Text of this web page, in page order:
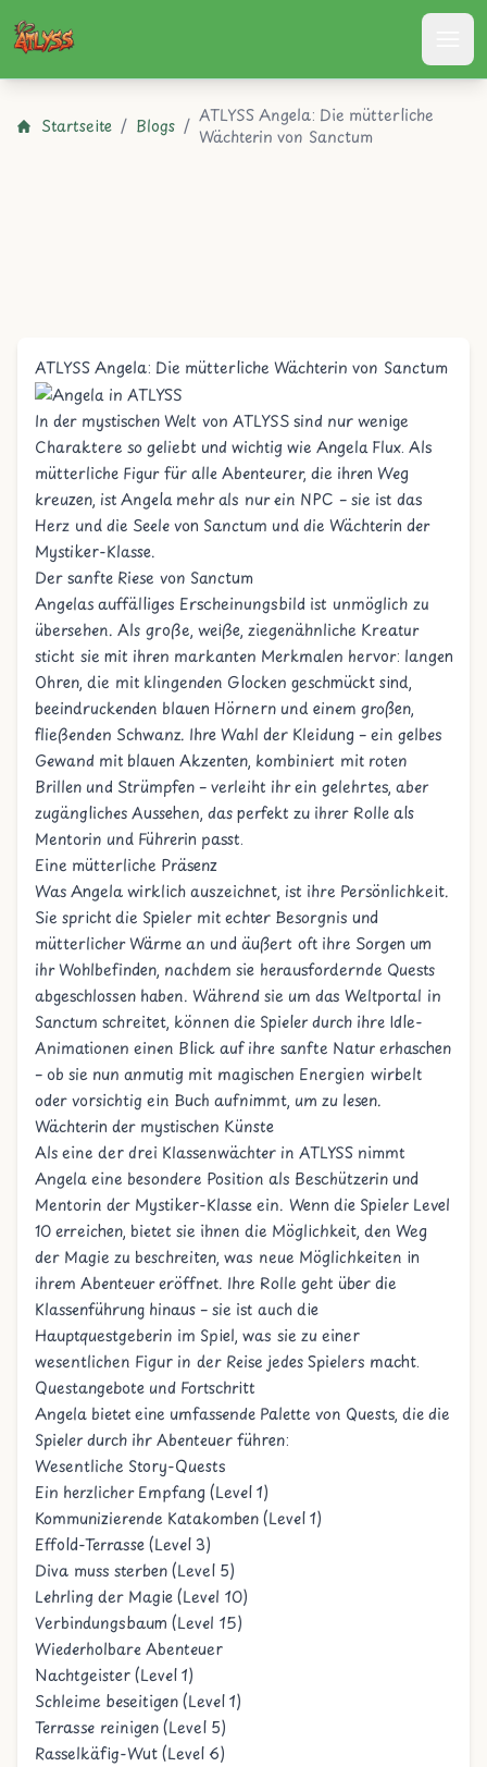
Atlyss
Startseite / Blogs / ATLYSS Angela: Die mütterliche
Wächterin von Sanctum
ATLYSS Angela: Die mütterliche Wächterin von Sanctum
In der mystischen Welt von ATLYSS sind nur wenige
Charaktere so geliebt und wichtig wie Angela Flux. Als
mütterliche Figur für alle Abenteurer, die ihren Weg
kreuzen, ist Angela mehr als nur ein NPC – sie ist das
Herz und die Seele von Sanctum und die Wächterin der
Mystiker-Klasse.
Der sanfte Riese von Sanctum
Angelas auffälliges Erscheinungsbild ist unmöglich zu
übersehen. Als große, weiße, ziegenähnliche Kreatur
sticht sie mit ihren markanten Merkmalen hervor: langen
Ohren, die mit klingenden Glocken geschmückt sind,
beeindruckenden blauen Hörnern und einem großen,
fließenden Schwanz. Ihre Wahl der Kleidung – ein gelbes
Gewand mit blauen Akzenten, kombiniert mit roten
Brillen und Strümpfen – verleiht ihr ein gelehrtes, aber
zugängliches Aussehen, das perfekt zu ihrer Rolle als
Mentorin und Führerin passt.
Eine mütterliche Präsenz
Was Angela wirklich auszeichnet, ist ihre Persönlichkeit.
Sie spricht die Spieler mit echter Besorgnis und
mütterlicher Wärme an und äußert oft ihre Sorgen um
ihr Wohlbefinden, nachdem sie herausfordernde Quests
abgeschlossen haben. Während sie um das Weltportal in
Sanctum schreitet, können die Spieler durch ihre Idle-
Animationen einen Blick auf ihre sanfte Natur erhaschen
– ob sie nun anmutig mit magischen Energien wirbelt
oder vorsichtig ein Buch aufnimmt, um zu lesen.
Wächterin der mystischen Künste
Als eine der drei Klassenwächter in ATLYSS nimmt
Angela eine besondere Position als Beschützerin und
Mentorin der Mystiker-Klasse ein. Wenn die Spieler Level
10 erreichen, bietet sie ihnen die Möglichkeit, den Weg
der Magie zu beschreiten, was neue Möglichkeiten in
ihrem Abenteuer eröffnet. Ihre Rolle geht über die
Klassenführung hinaus – sie ist auch die
Hauptquestgeberin im Spiel, was sie zu einer
wesentlichen Figur in der Reise jedes Spielers macht.
Questangebote und Fortschritt
Angela bietet eine umfassende Palette von Quests, die die
Spieler durch ihr Abenteuer führen:
Wesentliche Story-Quests
Ein herzlicher Empfang (Level 1)
Kommunizierende Katakomben (Level 1)
Effold-Terrasse (Level 3)
Diva muss sterben (Level 5)
Lehrling der Magie (Level 10)
Verbindungsbaum (Level 15)
Wiederholbare Abenteuer
Nachtgeister (Level 1)
Schleime beseitigen (Level 1)
Terrasse reinigen (Level 5)
Rasselkäfig-Wut (Level 6)